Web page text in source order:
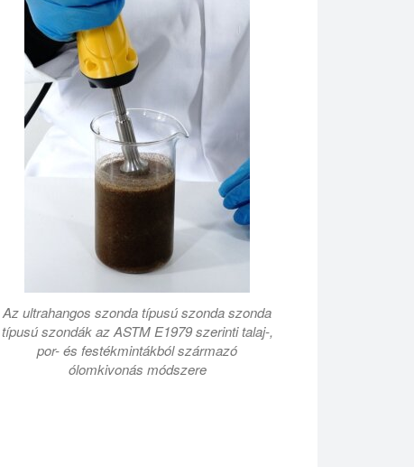
Az ultrahangos szonda típusú szonda szonda
típusú szondák az ASTM E1979 szerinti talaj-,
por- és festékmintákból származó
ólomkivonás módszere